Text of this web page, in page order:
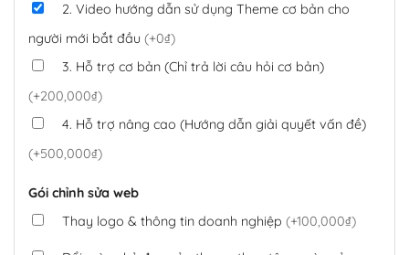
2. Video hướng dẫn sử dụng Theme cơ bản cho
người mới bắt đầu (+0₫)
3. Hỗ trợ cơ bản (Chỉ trả lời câu hỏi cơ bản)
(+200,000₫)
4. Hỗ trợ nâng cao (Hướng dẫn giải quyết vấn đề)
(+500,000₫)
Gói chỉnh sửa web
Thay logo & thông tin doanh nghiệp (+100,000₫)